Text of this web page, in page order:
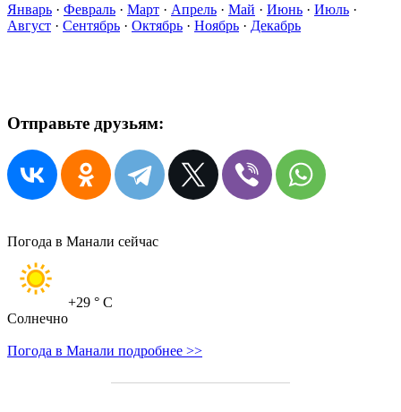
Январь · Февраль · Март · Апрель · Май · Июнь · Июль ·
Август · Сентябрь · Октябрь · Ноябрь · Декабрь
Отправьте друзьям:
Погода в Манали сейчас
+29 ° C
Солнечно
Погода в Манали подробнее >>